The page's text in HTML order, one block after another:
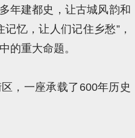
年建都史，让古城风韵和
忆，让人们记住乡愁”，
的重大命题。
，一座承载了600年历史